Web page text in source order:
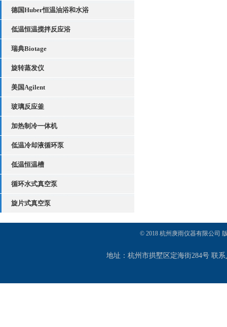
德国Huber恒温油浴和水浴
低温恒温搅拌反应浴
瑞典Biotage
旋转蒸发仪
美国Agilent
玻璃反应釜
加热制冷一体机
低温冷却液循环泵
低温恒温槽
循环水式真空泵
旋片式真空泵
© 2018 杭州庚雨仪器有限公司
地址：杭州市拱墅区定海街284号 联